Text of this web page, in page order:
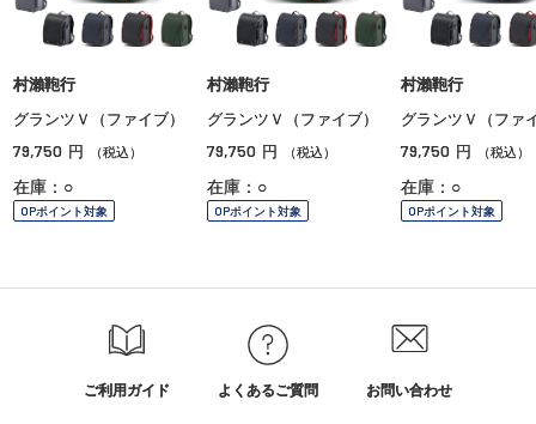
村瀨鞄行
グランツＶ（ファイブ）
79,750 円 （税込）
在庫：○
OPポイント対象
村瀨鞄行
グランツＶ（ファイブ）
79,750 円 （税込）
在庫：○
OPポイント対象
村瀨鞄行
グランツＶ（ファ
79,750 円 （税込）
在庫：○
OPポイント対象
ご利用ガイド よくあるご質問 お問い合わせ